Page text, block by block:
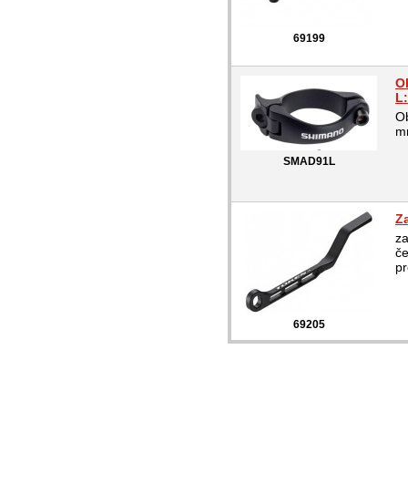
69199
SMAD91L
69205